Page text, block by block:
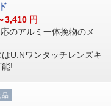
3,410 円
のアルミ一体挽物のメ
U.Nワンタッチレンズキ
!
品